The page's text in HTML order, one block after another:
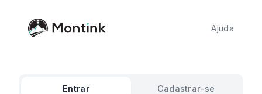
Ajuda
Entrar Cadastrar-se